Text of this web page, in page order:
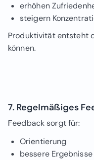
erhöhen
steigern
Produktivität entsteht
können.
7. Regelmäßiges
Feedback sorgt für:
Orientierung
bessere Ergebnisse